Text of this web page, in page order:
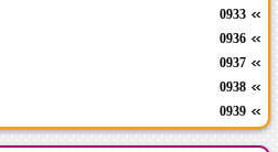
0933
0936
0937
0938
0939